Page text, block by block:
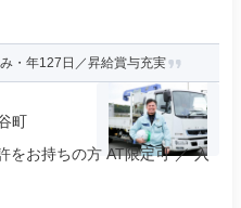
・年127日／昇給賞与充実
町
をお持ちの方 AT限定可 ／ 入